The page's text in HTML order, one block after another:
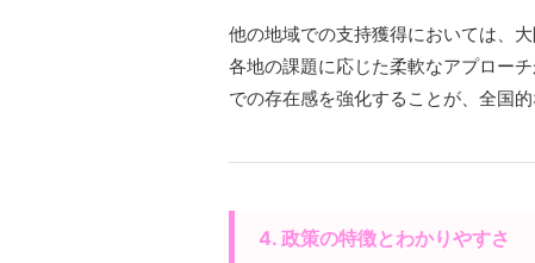
他の地域での支持獲得においては、
各地の課題に応じた柔軟なアプロー
での存在感を強化することが、全国
4. 政策の特徴とわかりやすさ